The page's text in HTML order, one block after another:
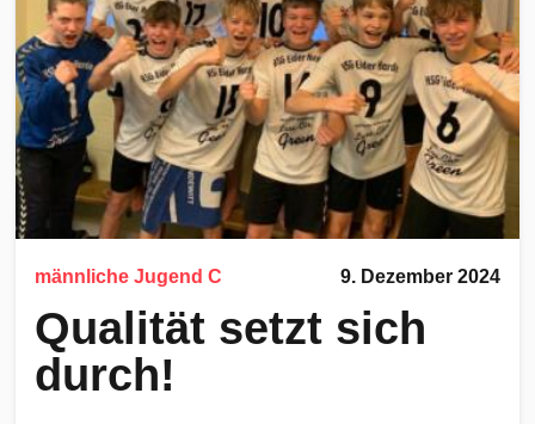
männliche Jugend C 9. Dezember 2024
Qualität setzt sich
durch!